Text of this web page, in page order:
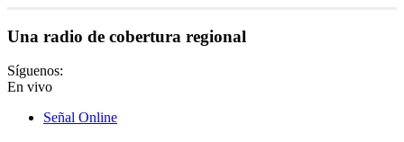
Una radio de cobertura regional
Síguenos:
En vivo
Señal Online